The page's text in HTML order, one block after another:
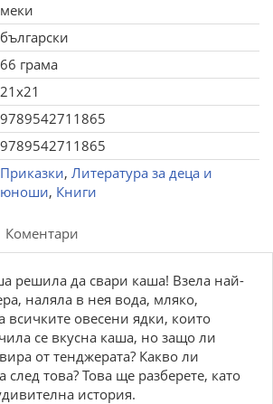
меки
български
66 грама
21x21
9789542711865
9789542711865
Приказки, Литература за деца и
юноши, Книги
Коментари
решила да свари каша! Взела най-
наляла в нея вода, мляко,
всичките овесени ядки, които
се вкусна каша, но защо ли
от тенджерата? Какво ли
това? Това ще разберете, като
история.